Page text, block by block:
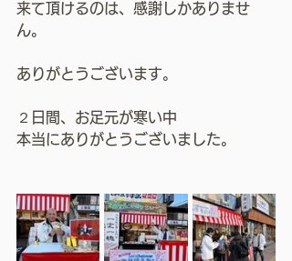
来て頂けるのは、感謝しかありませ
ん。
ありがとうございます。
２日間、お足元が寒い中
本当にありがとうございました。